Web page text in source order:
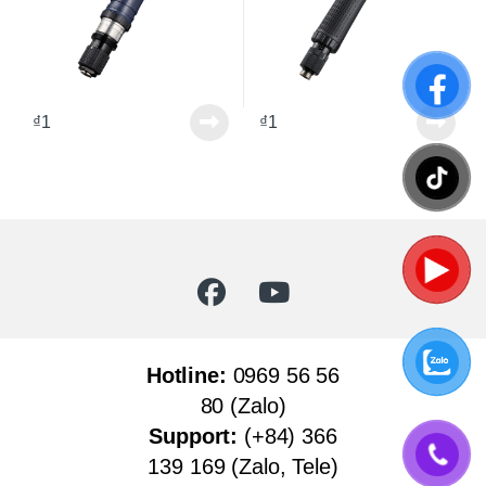
₫1 ₫1
Hotline: 0969 56 56
80 (Zalo)
Support: (+84) 366
139 169 (Zalo, Tele)